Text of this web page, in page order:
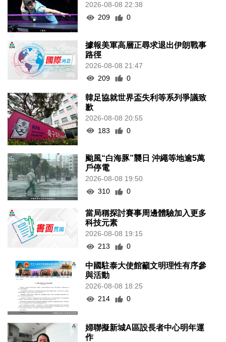
2026-08-08 22:38
209
0
據報美軍高層正尋求退出伊朗戰事
路徑
2026-08-08 21:47
209
0
韓足協就世界盃失利等系列爭議致
歉
2026-08-08 20:55
183
0
颱風“白海豚”襲日 沖繩等地逾5萬
戶停電
2026-08-08 19:50
310
0
當局稱探討賽事周邊體驗加入更多
科技元素
2026-08-08 19:15
213
0
中國駐泰大使館籲文明理性有序參
與活動
2026-08-08 18:25
214
0
婦聯擬新城A區設長者中心明年運
作